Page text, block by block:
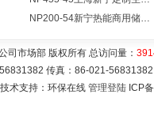
NP200-54新宁热能商用储水式电热水器V=200升N=54千瓦
司市场部 版权所有 总访问量：
传真：86-021-
技术支持：环保在线 管理登陆 ICP